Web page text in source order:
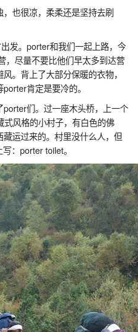
也很凉，柔柔还是坚持去刷
发。porter和我们一起上路，今
，尽量不要比他们早太多到达营
。背上了大部分保暖的衣物，
肯定是要冷的。
们。过一座木头桥，上一个
风格的小村子，有白色的佛
运过来的。村里没什么人，但
：porter toilet。